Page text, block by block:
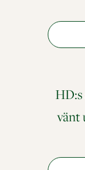
vänt